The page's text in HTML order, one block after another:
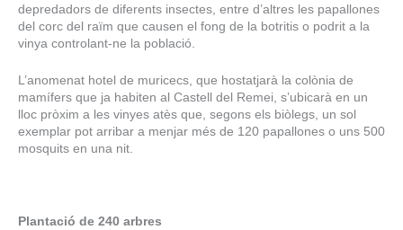
depredadors de diferents insectes, entre d’altres les papallones
del corc del raïm que causen el fong de la botritis o podrit a la
vinya controlant-ne la població.
L’anomenat hotel de muricecs, que hostatjarà la colònia de
mamífers que ja habiten al Castell del Remei, s’ubicarà en un
lloc pròxim a les vinyes atès que, segons els biòlegs, un sol
exemplar pot arribar a menjar més de 120 papallones o uns 500
mosquits en una nit.
Plantació de 240 arbres